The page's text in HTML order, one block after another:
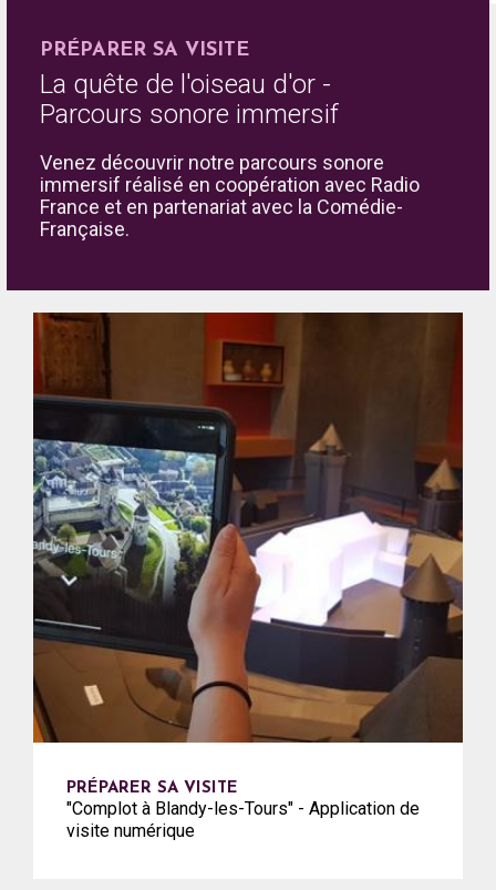
PRÉPARER SA VISITE
La quête de l'oiseau d'or -
Parcours sonore immersif
Venez découvrir notre parcours sonore
immersif réalisé en coopération avec Radio
France et en partenariat avec la Comédie-
Française.
PRÉPARER SA VISITE
"Complot à Blandy-les-Tours" - Application de
visite numérique